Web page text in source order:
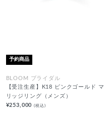
予約商品
BLOOM ブライダル
【受注生産】K18 ピンクゴールド マ
リッジリング（メンズ）
¥253,000(税込)